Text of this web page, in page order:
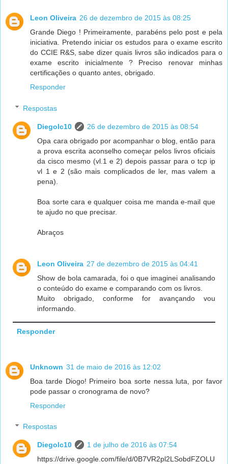
Leon Oliveira 26 de dezembro de 2015 às 08:25
Grande Diego ! Primeiramente, parabéns pelo post e pela
iniciativa. Pretendo iniciar os estudos para o exame escrito
do CCIE R&S, sabe dizer quais livros são indicados para o
exame escrito inicialmente ? Preciso renovar minhas
certificações o quanto antes, obrigado.
Responder
Respostas
Diegolc10
26 de dezembro de 2015 às 08:54
Opa cara obrigado por acompanhar o blog, então para
a prova escrita aconselho começar pelos livros oficiais
da cisco mesmo (vl.1 e 2) depois passar para o tcp ip
vl 1 e 2 (são mais complicados de ler, mas valem a
pena).
Boa sorte cara e qualquer coisa me manda e-mail que
te ajudo no que precisar.
Abraços
Leon Oliveira 27 de dezembro de 2015 às 04:41
Show de bola camarada, foi o que imaginei analisando
o conteúdo do exame e comparando com os livros.
Muito obrigado, conforme for avançando vou
informando.
Responder
Unknown 31 de maio de 2016 às 12:02
Boa tarde Diogo! Primeiro boa sorte nessa luta, por favor
pode passar o cronograma de novo?
Responder
Respostas
Diegolc10
1 de julho de 2016 às 07:54
https://drive.google.com/file/d/0B7VR2pl2LSobdFZOLU